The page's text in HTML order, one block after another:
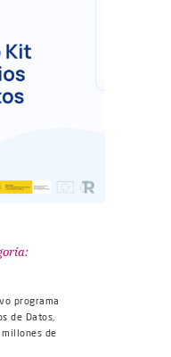
programa
de Datos,
de